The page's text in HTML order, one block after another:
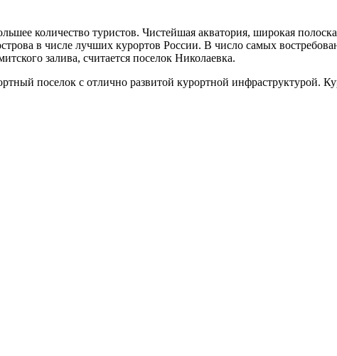
количество туристов. Чистейшая акватория, широкая
в числе лучших курортов России. В число самых
залива, считается поселок Николаевка.
поселок с отлично развитой курортной инфраструктурой.